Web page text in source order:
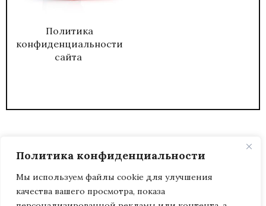
Политика конфиденциальности
Мы используем файлы cookie для улучшения
качества вашего просмотра, показа
Политика
конфиденциальности
сайта